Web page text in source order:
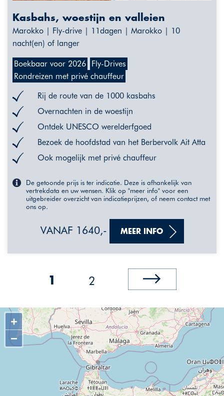
Kasbahs, woestijn en valleien
Marokko | Fly-drive | 11dagen | Marokko | 10
nacht(en) of langer
Boekbaar voor 2026
Fly-Drives
Rondreizen met privé chauffeur
Rij de route van de 1000 kasbahs
Overnachten in de woestijn
Ontdek UNESCO werelderfgoed
Bezoek de hoofdstad van het Berbervolk Ait Atta
Ook mogelijk met privé chauffeur
De getoonde prijs is ter indicatie. Deze is afhankelijk van
vertrekdata en uw wensen. Klik op "meer info" voor een
uitgebreider overzicht van indicatieprijzen, of neem contact met
ons op.
VANAF 1640,- MEER INFO
1 2
+
−